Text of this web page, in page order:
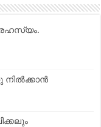
രഹസ്യം.
നില്‍ക്കാന്‍